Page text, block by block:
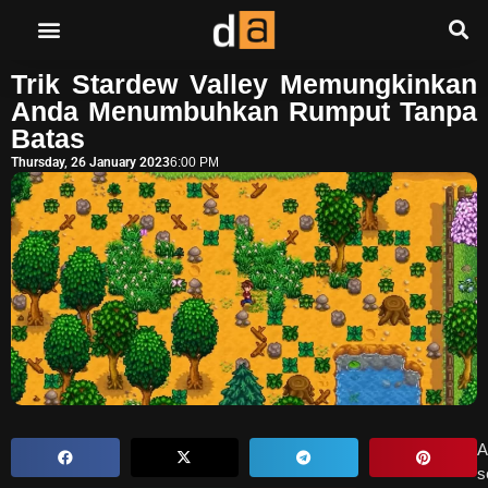
Trik Stardew Valley Memungkinkan
Anda Menumbuhkan Rumput Tanpa
Batas
Thursday, 26 January 20236:00 PM